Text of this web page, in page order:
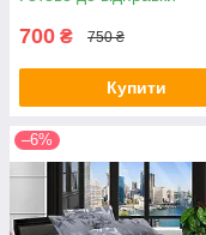
700 ₴ 750 ₴
Купити
–6%